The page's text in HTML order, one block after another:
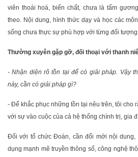
viên thoái hoá, biến chất, chưa là tấm
theo. Nội dung, hình thức dạy và học các
sống chưa thực sự phù hợp với từng đối
Thường xuyên gặp gỡ, đối thoại với thanh
- Nhận diện rõ tồn tại để có giải pháp. Vậy
này, cần có giải pháp gì?
- Để khắc phục những tồn tại nêu trên, tôi cho
với sự vào cuộc của cả hệ thống chính trị, gia
Đối với tổ chức Đoàn, cần đổi mới nội dung,
dụng mạnh mẽ truyền thông số, công nghệ